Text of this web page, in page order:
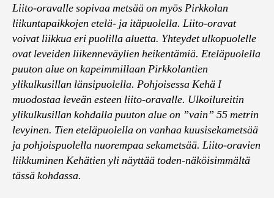
Liito-oravalle sopivaa metsää on myös Pirkkolan
liikuntapaikkojen etelä- ja itäpuolella. Liito-oravat
voivat liikkua eri puolilla aluetta. Yhteydet ulkopuolelle
ovat leveiden liikenneväylien heikentämiä. Eteläpuolella
puuton alue on kapeimmillaan Pirkkolantien
ylikulkusillan länsipuolella. Pohjoisessa Kehä I
muodostaa leveän esteen liito-oravalle. Ulkoilureitin
ylikulkusillan kohdalla puuton alue on ”vain” 55 metrin
levyinen. Tien eteläpuolella on vanhaa kuusisekametsää
ja pohjoispuolella nuorempaa sekametsää. Liito-oravien
liikkuminen Kehätien yli näyttää toden-näköisimmältä
tässä kohdassa.